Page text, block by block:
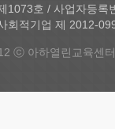
1073호 / 사업자등록
회적기업 제 2012-
ⓒ 아하열린교육센